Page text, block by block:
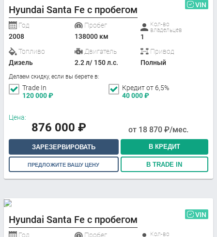
Hyundai Santa Fe с пробегом VIN
Год
2008
Пробег
138000 км
Кол-во
владельцев
1
Топливо
Дизель
Двигатель
2.2 л/ 150 л.с.
Привод
Полный
Делаем скидку, если вы берете в:
Trade In
120 000₽
Кредит от 6,5%
40 000₽
Цена:
876 000 ₽ от 18 870 ₽/мес.
ЗАРЕЗЕРВИРОВАТЬ В КРЕДИТ
ПРЕДЛОЖИТЕ ВАШУ ЦЕНУ В TRADE IN
Hyundai Santa Fe с пробегом VIN
Год
Пробег
Кол-во